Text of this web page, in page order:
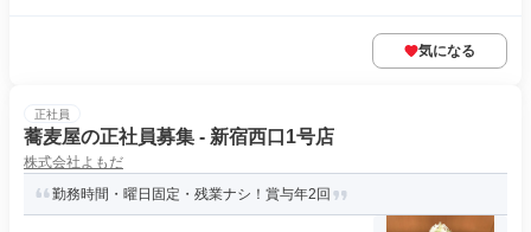
気になる
正社員
蕎麦屋の正社員募集 - 新宿西口1号店
株式会社よもだ
勤務時間・曜日固定・残業ナシ！賞与年2回